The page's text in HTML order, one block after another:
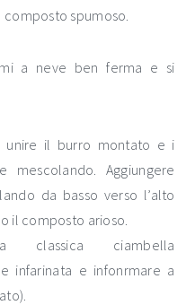
spumoso.
a neve ben ferma e si
unire il burro montato e i
Aggiungere
da basso verso l’alto
il composto arioso.
classica ciambella
infarinata e infonrmare a